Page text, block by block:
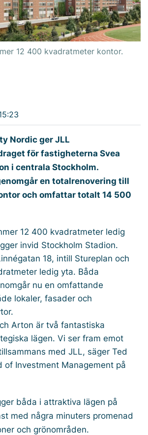
12 400 kvadratmeter kontor.
Nordic ger JLL
för fastigheterna Svea
i centrala Stockholm.
en totalrenovering till
och omfattar totalt 14 500
12 400 kvadratmeter ledig
invid Stockholm Stadion.
18, intill Stureplan och
ledig yta. Båda
nu en omfattande
lokaler, fasader och
Arton är två fantastiska
lägen. Vi ser fram emot
med JLL, säger Ted
of Investment Management på
båda i attraktiva lägen på
med några minuters promenad
och grönområden.